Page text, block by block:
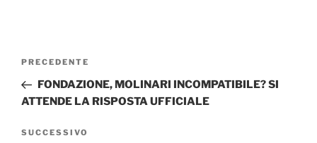
Navigazione
Articolo
precedente:
PRECEDENTE
FONDAZIONE, MOLINARI INCOMPATIBILE? SI
ATTENDE LA RISPOSTA UFFICIALE
Articolo
SUCCESSIVO